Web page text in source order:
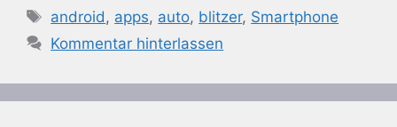
Schlagwörter
android, apps, auto, blitzer, Smartphone
Kommentar hinterlassen